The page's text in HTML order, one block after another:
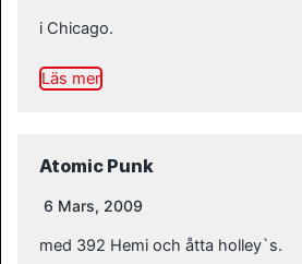
i Chicago.
Läs mer
Atomic Punk
6 Mars, 2009
med 392 Hemi och åtta holley`s.